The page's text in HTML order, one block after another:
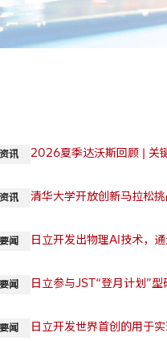
讯 2026夏季达沃斯回顾 | 关
讯 清华大学开放创新马拉松
闻 日立开发出物理AI技术，
闻 日立参与JST“登月计划”
闻 日立开发世界首创的用于